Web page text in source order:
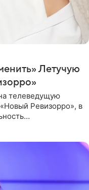
Летучую
телеведущую
Ревизорро», в